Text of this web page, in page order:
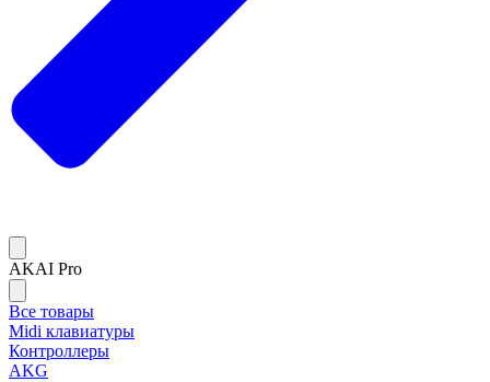
AKAI Pro
Все товары
Midi клавиатуры
Контроллеры
AKG